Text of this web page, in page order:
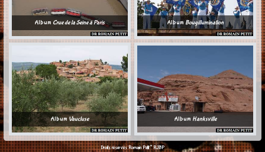
Album Crue de la Seine à Paris AlbumBougillumination
Album Vaucluse Album Hanksville
Droits réservés Romain Petit©RJBP